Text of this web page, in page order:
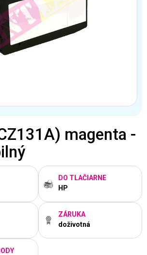
magenta -
DO TLAČIARNE
HP
ZÁRUKA
doživotná